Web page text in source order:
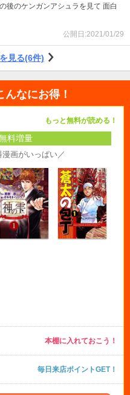
後のケンガンアシュラを見て 面白
公開日:2021/01/29
見る(6件)
んなにお得！
もっと無料が読める！
料増量
画がいっぱい／
本棚に入れておこう！
毎日来店ポイントGET！